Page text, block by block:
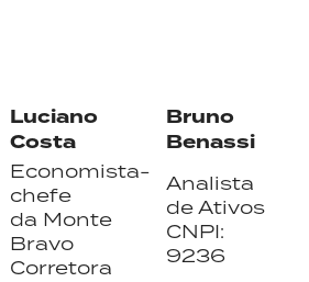
Luciano
Costa
Bruno
Benassi
Economista-
chefe
da Monte
Bravo
Corretora
Analista
de Ativos
CNPI:
9236